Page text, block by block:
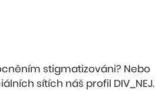
stigmatizováni? Nebo
sítích náš profil DIV_NEJ.